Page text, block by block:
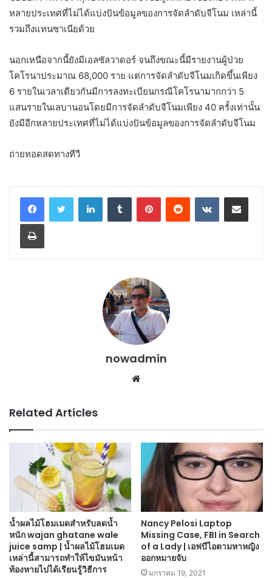
หลายประเทศที่ไม่ได้แบ่งปันข้อมูลของการจัดลำดับจีโนม เหล่านี้
รวมถึงแทนซาเนียด้วย
นอกเหนือจากนี้ยังมีเอลซัลวาดอร์ จนถึงขณะนี้มีรายงานผู้ป่วย
โคโรนาประมาณ 68,000 ราย แต่การจัดลำดับจีโนมเกิดขึ้นเพียง
6 รายในเวลาเดียวกันมีการลงทะเบียนกรณีโคโรนามากกว่า 5
แสนรายในเลบานอนโดยมีการจัดลำดับจีโนมเพียง 40 ครั้งเท่านั้น
ยังมีอีกหลายประเทศที่ไม่ได้แบ่งปันข้อมูลของการจัดลำดับจีโนม
ถ่ายทอดสดทางทีวี
LinkedInTumblr PinterestReddit VKontakteShare via Email
Print
nowadmin
Website
Related Articles
น้ำผลไม้โฮมเมดสำหรับลดน้ำ
หนัก wajan ghatane wale
juice samp | น้ำผลไม้โฮมเมด
เหล่านี้สามารถทำให้ไขมันหน้า
ท้องหายไปได้เรียนรู้วิธีการ
Nancy Pelosi Laptop
Missing Case, FBI in Search
of a Lady | เอฟบีไอตามหาหญิง
ออกหมายจับ
มกราคม 19, 2021